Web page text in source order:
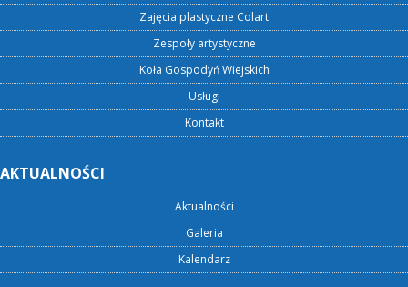
Zajęcia plastyczne Colart
Zespoły artystyczne
Koła Gospodyń Wiejskich
Usługi
Kontakt
AKTUALNOŚCI
Aktualności
Galeria
Kalendarz